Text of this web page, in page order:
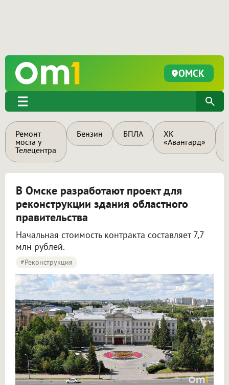
ОМСК
Ремонт
моста у
Телецентра
Бензин БПЛА
ХК
«Авангард»
В Омске разработают проект для
реконструкции здания областного
правительства
Начальная стоимость контракта составляет 7,7
млн рублей.
#реконструкция